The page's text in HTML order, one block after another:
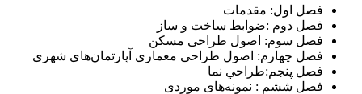
فصل اول: مقدمات
فصل دوم :ضوابط ساخت و ساز
فصل سوم: اصول طراحی مسکن
فصل چهارم: اصول طراحی معماری آپارتمان‌های شهری
فصل پنجم:طراحي نما
فصل ششم : نمونه‌های موردی